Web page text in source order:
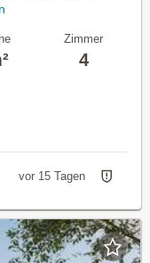
Zimmer
4
vor 15 Tagen